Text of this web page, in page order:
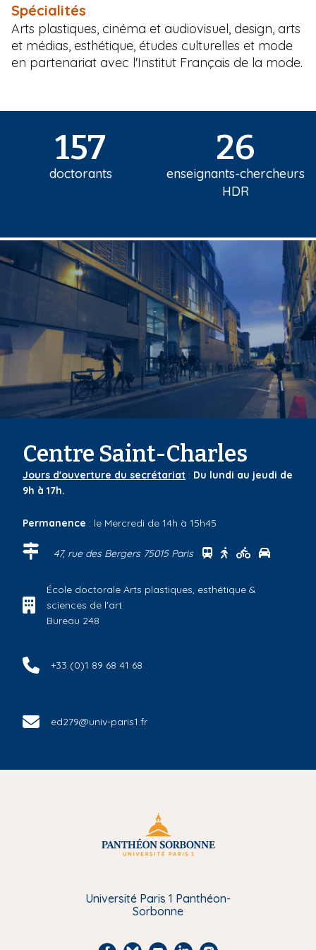
Spécialités
Arts plastiques, cinéma et audiovisuel, design, arts
et médias, esthétique, études culturelles et mode
en partenariat avec l'Institut Français de la mode.
157
doctorants
26
enseignants-chercheurs
HDR
Centre Saint-Charles
Jours d'ouverture du secrétariat : Du lundi au jeudi de
9h à 17h.
Permanence : le Mercredi de 14h à 15h45
47, rue des Bergers 75015 Paris Se rendre au
Se rendre au
Se rendre
Se
École doctorale Arts plastiques, esthétique &
sciences de l'art
Bureau 248
+33 (0)1 89 68 41 68
ed279@univ-paris1.fr
Université Paris 1 Panthéon-
Sorbonne